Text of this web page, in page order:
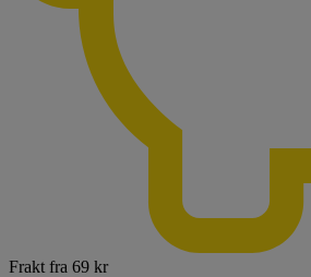
Frakt fra 69 kr